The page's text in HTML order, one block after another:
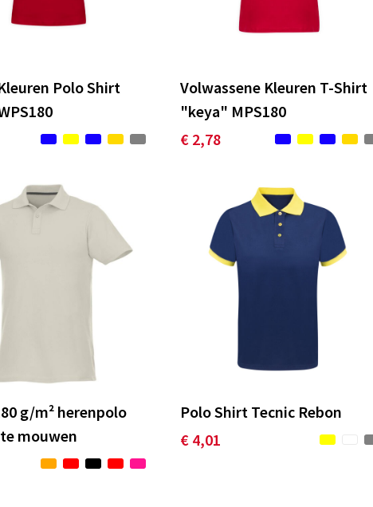
Polo Shirt
Volwassene Kleuren T-Shirt
"keya" MPS180
€ 2,78
g/m² herenpolo
mouwen
Polo Shirt Tecnic Rebon
€ 4,01